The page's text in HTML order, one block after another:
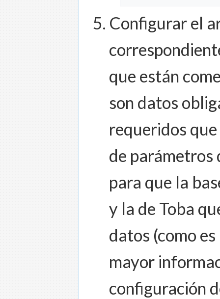
Configurar el
que están
son datos
requeridos
de parámetros
para que la
y la de Toba
datos (como
mayor
configuración